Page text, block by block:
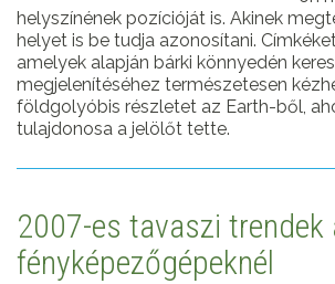
helyszínének pozícióját is. Akinek
helyet is be tudja azonosítani.
amelyek alapján bárki könnyedén
megjelenítéséhez természetesen
földgolyóbis részletet az Earth-ből,
tulajdonosa a jelölőt tette.
2007-es tavaszi trendek
fényképezőgépeknél